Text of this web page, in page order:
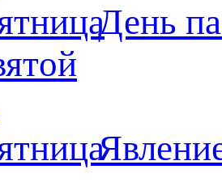
День